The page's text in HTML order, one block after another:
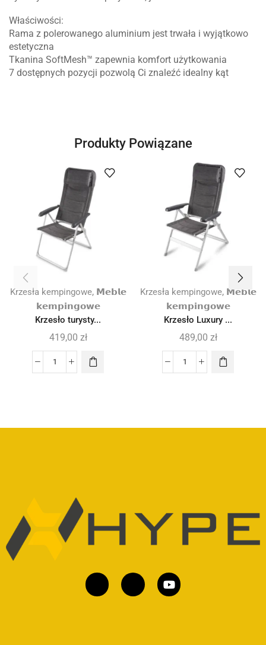
Właściwości:
Rama z polerowanego aluminium jest trwała i wyjątkowo
estetyczna
Tkanina SoftMesh™ zapewnia komfort użytkowania
7 dostępnych pozycji pozwolą Ci znaleźć idealny kąt
Produkty Powiązane
Krzesła kempingowe, 𝗠𝗲𝗯𝗹𝗲
𝗸𝗲𝗺𝗽𝗶𝗻𝗴𝗼𝘄𝗲
Krzesło turysty...
419,00 zł
Krzesła kempingowe, 𝗠𝗲𝗯𝗹𝗲
𝗸𝗲𝗺𝗽𝗶𝗻𝗴𝗼𝘄𝗲
Krzesło Luxury ...
489,00 zł